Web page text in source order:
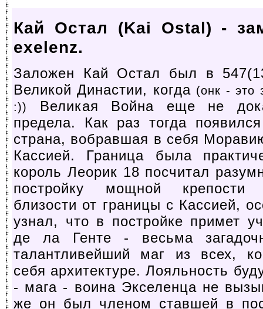
Кай Остал (Kai Ostal) -
exelenz.
Заложен Кай Остал был в
Великой Династии, когда (онк - это
:))
Великая Война еще не
предела. Как раз тогда
страна, вобравшая в себя
Кассией. Граница была
король Леорик 18 посчитал
постройку мощной крепости
близости от границы с Кассией,
узнал, что в постройке примет
де ла Генте - весьма
талантливейший маг из всех,
себя архитектуре. Лояльность
- мага - воина Экселенца не
же он был членом ставшей в